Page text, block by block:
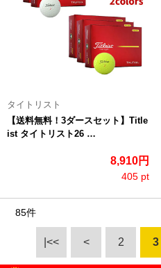
タイトリスト
【送料無料！3ダースセット】Title
ist タイトリスト26 …
8,910円
405 pt
85件
|<< < 2 3